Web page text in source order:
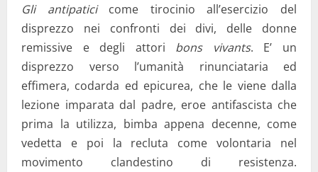
Gli antipaticicome tirocinio all’esercizio del
disprezzo nei confronti dei divi, delle donne
remissive e degli attori bons vivants. E’ un
disprezzo verso l’umanità rinunciataria ed
effimera, codarda ed epicurea, che le viene dalla
lezione imparata dal padre, eroe antifascista che
prima la utilizza, bimba appena decenne, come
vedetta e poi la recluta come volontaria nel
movimento clandestino di resistenza.